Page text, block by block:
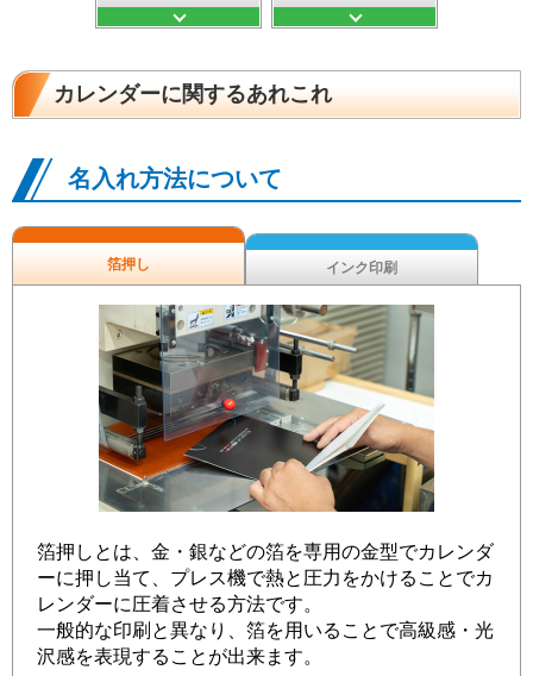
カレンダーに関するあれこれ
名入れ方法について
箔押し インク印刷
箔押しとは、金・銀などの箔を専用の金型でカレンダ
ーに押し当て、プレス機で熱と圧力をかけることでカ
レンダーに圧着させる方法です。
一般的な印刷と異なり、箔を用いることで高級感・光
沢感を表現することが出来ます。